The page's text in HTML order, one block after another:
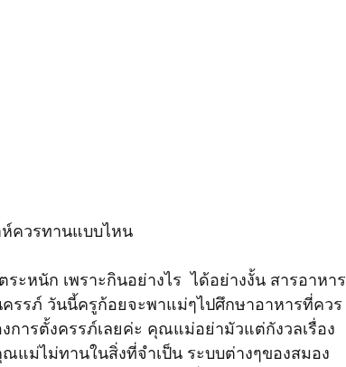
ห์ควรทานแบบไหน
หนัก เพราะกินอย่างไร  ได้อย่างงั้น สารอาหาร
รรภ์ วันนี้ครูก้อยจะพาแม่ๆไปศึกษาอาหารที่ควร
ารตั้งครรภ์เลยค่ะ คุณแม่อย่ามัวแต่กังวลเรื่อง
แม่ไม่ทานในสิ่งที่จำเป็น ระบบต่างๆของสมอง